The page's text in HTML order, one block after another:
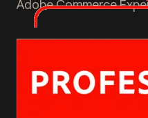
Adobe Commerce